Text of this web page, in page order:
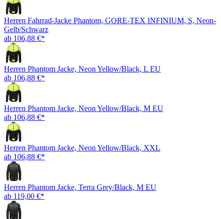
Herren Fahrrad-Jacke Phantom, GORE-TEX INFINIUM, S, Neon-
Gelb/Schwarz
ab 106,88 €*
Herren Phantom Jacke, Neon Yellow/Black, L EU
ab 106,88 €*
Herren Phantom Jacke, Neon Yellow/Black, M EU
ab 106,88 €*
Herren Phantom Jacke, Neon Yellow/Black, XXL
ab 106,88 €*
Herren Phantom Jacke, Terra Grey/Black, M EU
ab 119,00 €*